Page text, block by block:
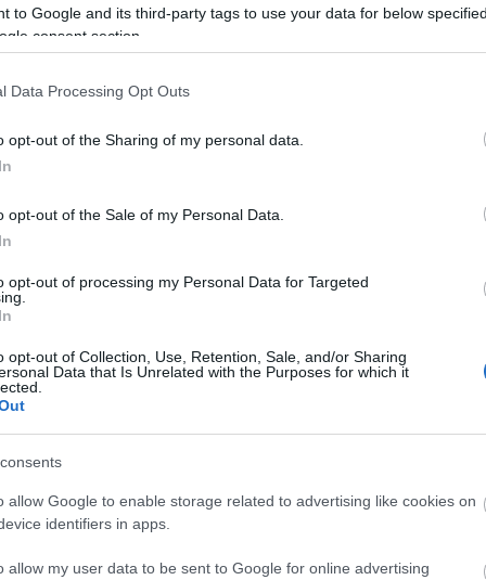
to Google and its third-party tags to use your data for below
consent section.
Data Processing Opt Outs
opt-out of the Sharing of my personal data.
opt-out of the Sale of my Personal Data.
opt-out of processing my Personal Data for Targeted
opt-out of Collection, Use, Retention, Sale, and/or Sharing
Data that Is Unrelated with the Purposes for which it
allow Google to enable storage related to advertising like cookies on
identifiers in apps.
allow my user data to be sent to Google for online advertising
Υποθέσεων Πολιτών Ειδ. ΤΕ Διεκπεραίωσης
Λογιστικού Ειδ. ΤΕ Διοικητικού-Λογιστικού -439
Λογιστικού Ειδ. ΤΕ Διοίκησης Μονάδων Τοπικής
Λογιστικού Ειδ. ΤΕ Λογιστικού, ΤΕ Διοικητικού-
-43 θέσεις
Και Δημοσίων Σχέσεων Ειδ. ΤΕ Επικοινωνίας Και
Ανηλίκων Ειδ. ΤΕ Επιμελητών Ανηλίκων, ΤΕ
Επιμελητών Κοινωνικής Αρωγής, ΤΕ Κοινωνικής